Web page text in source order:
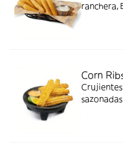
ranchera,
Corn